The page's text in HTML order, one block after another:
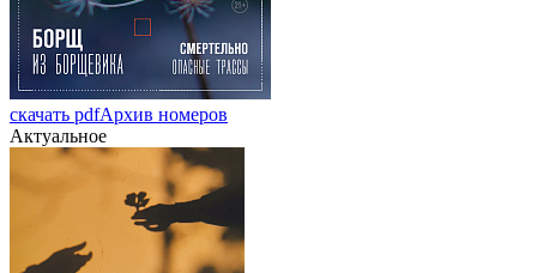
скачать pdfАрхив номеров
Актуальное